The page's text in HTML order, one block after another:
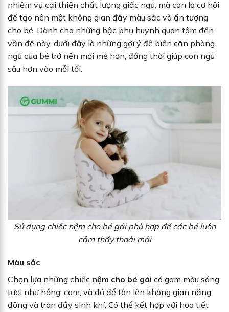
nhiệm vụ cải thiện chất lượng giấc ngủ, mà còn là cơ hội
để tạo nên một không gian đầy màu sắc và ấn tượng
cho bé. Dành cho những bậc phụ huynh quan tâm đến
vấn đề này, dưới đây là những gợi ý để biến căn phòng
ngủ của bé trở nên mới mẻ hơn, đồng thời giúp con ngủ
sâu hơn vào mỗi tối.
Sử dụng chiếc nệm cho bé gái phù hợp để các bé luôn
cảm thấy thoải mái
Màu sắc
Chọn lựa những chiếc nệm cho bé gái có gam màu sáng
tươi như hồng, cam, và đỏ để tôn lên không gian năng
động và tràn đầy sinh khí. Có thể kết hợp với họa tiết